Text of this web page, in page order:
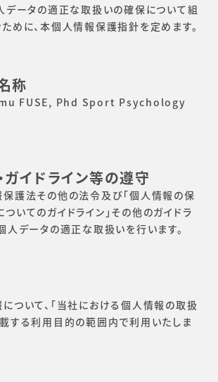
データの適正な取扱いの確保について組
めに、本個人情報保護指針を定めます。
称
FUSE, Phd Sport Psychology
イドライン等の遵守
保護法その他の法令及び「個人情報の保
いてのガイドライン」その他のガイドラ
人データの適正な取扱いを行います。
ついて、「当社における個人情報の取扱
する利用目的の範囲内で利用いたしま